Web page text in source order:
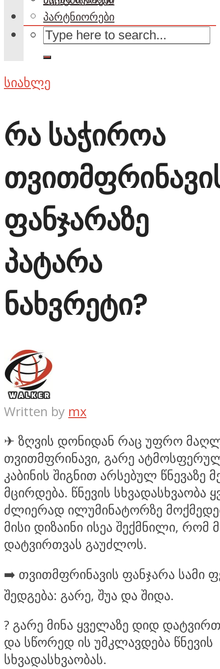
პარტნიორები
სიახლე
რა საჭიროა
ფანჯარაზე
პატარა
ნახვრეტი?
Written by mx
✈ ზღვის დონიდან რაც უფრო
თვითმფრინავი, გარე
კაბინის შიგნით არსებულ წნევაზე
მცირდება. წნევის სხვადასხვაობა
ძლიერად ილუმინატორზე
მისი დიზაინი ისეა შექმნილი, რომ
დატვირთვას გაუძლოს.
➡️ თვითმფრინავის ფანჯარა სამი
შედგება: გარე, შუა და შიდა.
? გარე მინა ყველაზე დიდ
და სწორედ ის უმკლავდება წნევის
სხვადასხვაობას.